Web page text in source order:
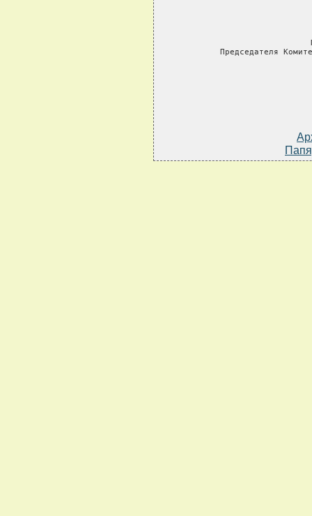
Председателя